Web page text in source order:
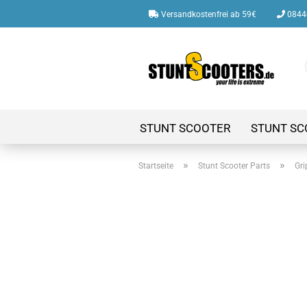
Versandkostenfrei ab 59€
STUNT SCOOTER STUNT
Startseite » Stunt Scooter Parts »